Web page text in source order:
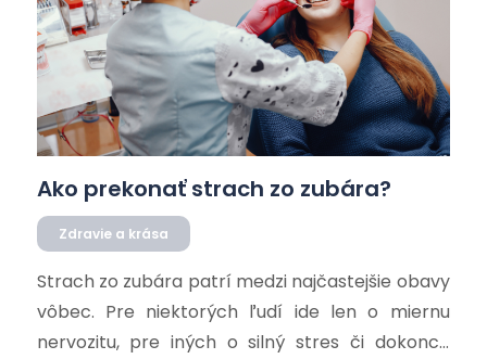
Zdravie a krása
Ako prekonať strach zo zubára?
Strach zo zubára patrí medzi najčastejšie obavy
vôbec. Pre niektorých ľudí ide len o miernu
nervozitu, pre iných o silný stres či dokonca